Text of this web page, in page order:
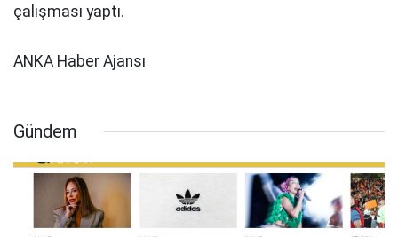
çalışması yaptı.
ANKA Haber Ajansı
Gündem